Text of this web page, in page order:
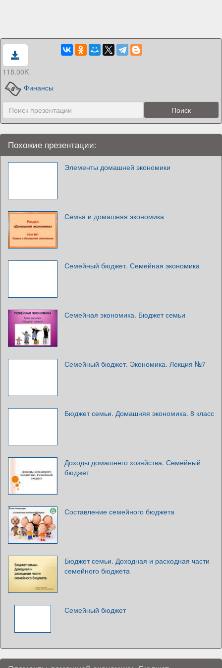
118.00K
Финансы
Похожие презентации:
Элементы домашней экономики
Семья и домашняя экономика
Семейный бюджет. Семейная экономика
Семейная экономика. Бюджет семьи
Семейный бюджет. Экономика. Лекция №7
Бюджет семьи. Домашняя экономика. 8 класс
Доходы домашнего хозяйства. Семейный
бюджет
Составление семейного бюджета
Бюджет семьи. Доходная и расходная части
семейного бюджета
Семейный бюджет